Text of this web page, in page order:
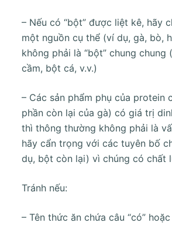
– Nếu có “bột” được liệt kê, hãy
một nguồn cụ thể (ví dụ, gà, bò,
không phải là “bột” chung chung
cầm, bột cá, v.v.)
– Các sản phẩm phụ của protein
phần còn lại của gà) có giá trị
thì thông thường không phải là
hãy cẩn trọng với các tuyên bố
dụ, bột còn lại) vì chúng có chất
Tránh nếu:
– Tên thức ăn chứa câu “có”